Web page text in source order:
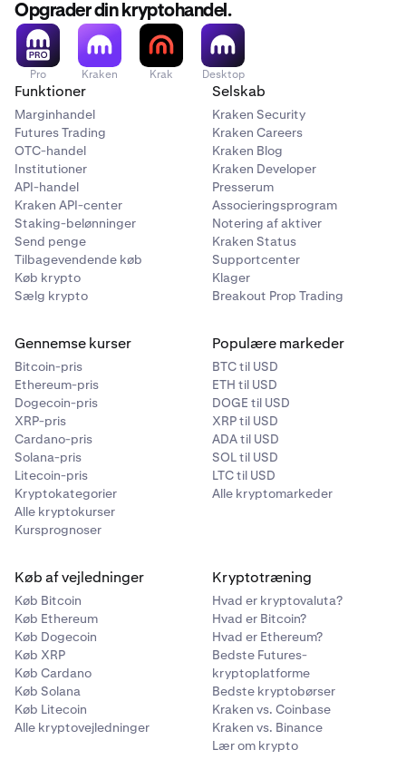
bank (eller finansielle institution) kunne sende &
modtage FPS-, SEPA- eller SEPA Instant-overførsler.
Single Euro Payments Area (SEPA):
SEPAer et betalingsintegrationsinitiativ fra Den
Europæiske Union og bruges til at sende
grænseoverskridende Euro-indbetalinger og -
udbetalinger mellem banker, der er en del af SEPA-
netværket.
SCT Instant:
SEPA Instant Credit Transfer (SCT Inst) blev først lanceret
i november 2017 i hele EU som en valgfri
betalingsordning for banker at deltage i. Hvis din bank
understøtter SCT Inst, kan du sende midler til og fra din
Kraken-konto inden for få minutter.
Disse typer betalinger medfører bankgebyrer, så kontakt
venligst din bank for at spørge om gebyrer samt deres
cut-off-tider. Den nuværende maksimale grænse for SCT
Inst er €100.000,00 pr. transaktion. Dette er en grænse
fastsat af SCT Instant-netværket og er uden for Kraken's
kontrol.
Opgrader din kryptohandel.
Pro Kraken Krak Desktop
Funktioner
Marginhandel
Futures Trading
OTC-handel
Institutioner
API-handel
Kraken API-center
Staking-belønninger
Send penge
Tilbagevendende køb
Køb krypto
Sælg krypto
Selskab
Kraken Security
Kraken Careers
Kraken Blog
Kraken Developer
Presserum
Associeringsprogram
Notering af aktiver
Kraken Status
Supportcenter
Klager
Breakout Prop Trading
Gennemse kurser
Bitcoin-pris
Ethereum-pris
Dogecoin-pris
XRP-pris
Cardano-pris
Solana-pris
Litecoin-pris
Kryptokategorier
Alle kryptokurser
Kursprognoser
Populære markeder
BTC til USD
ETH til USD
DOGE til USD
XRP til USD
ADA til USD
SOL til USD
LTC til USD
Alle kryptomarkeder
Køb af vejledninger
Køb Bitcoin
Køb Ethereum
Køb Dogecoin
Køb XRP
Køb Cardano
Køb Solana
Køb Litecoin
Alle kryptovejledninger
Kryptotræning
Hvad er kryptovaluta?
Hvad er Bitcoin?
Hvad er Ethereum?
Bedste Futures-
kryptoplatforme
Bedste kryptobørser
Kraken vs. Coinbase
Kraken vs. Binance
Lær om krypto